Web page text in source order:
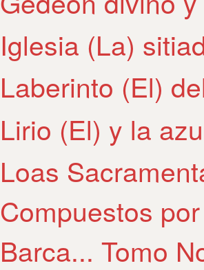
Iglesia (La)
Laberinto (El)
Lirio (El) y la
Loas
Compuestos
Barca... Tomo